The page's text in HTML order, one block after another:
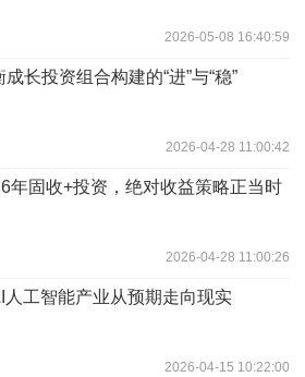
2026-05-08 16:40:59
长投资组合构建的“进”与“稳”
2026-04-28 11:00:42
年固收+投资，绝对收益策略正当时
2026-04-28 11:00:26
工智能产业从预期走向现实
2026-04-15 10:22:00